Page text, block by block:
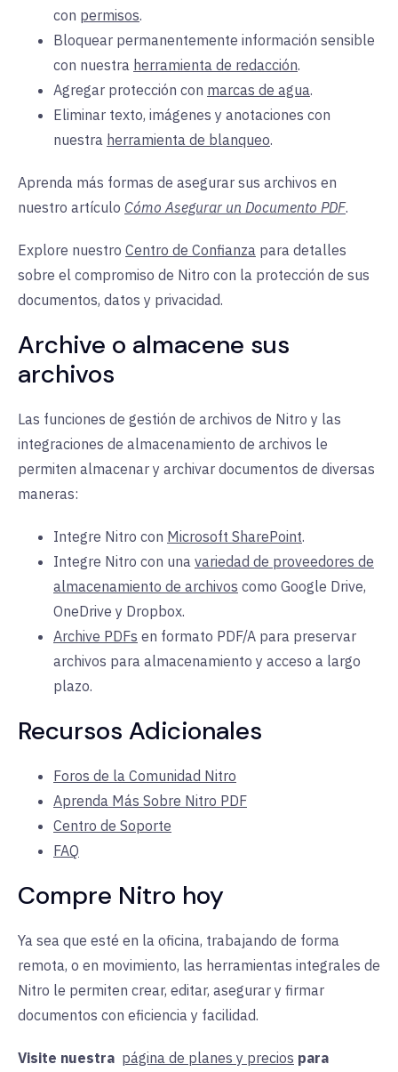
con permisos.
Bloquear permanentemente información sensible
con nuestra herramienta de redacción.
Agregar protección con marcas de agua.
Eliminar texto, imágenes y anotaciones con
nuestra herramienta de blanqueo.
Aprenda más formas de asegurar sus archivos en
nuestro artículo Cómo Asegurar un Documento PDF.
Explore nuestro Centro de Confianza para detalles
sobre el compromiso de Nitro con la protección de sus
documentos, datos y privacidad.
Archive o almacene sus
archivos
Las funciones de gestión de archivos de Nitro y las
integraciones de almacenamiento de archivos le
permiten almacenar y archivar documentos de diversas
maneras:
Integre Nitro con Microsoft SharePoint.
Integre Nitro con una variedad de proveedores de
almacenamiento de archivos como Google Drive,
OneDrive y Dropbox.
Archive PDFs en formato PDF/A para preservar
archivos para almacenamiento y acceso a largo
plazo.
Recursos Adicionales
Foros de la Comunidad Nitro
Aprenda Más Sobre Nitro PDF
Centro de Soporte
FAQ
Compre Nitro hoy
Ya sea que esté en la oficina, trabajando de forma
remota, o en movimiento, las herramientas integrales de
Nitro le permiten crear, editar, asegurar y firmar
documentos con eficiencia y facilidad.
Visite nuestra página de planes y precios para